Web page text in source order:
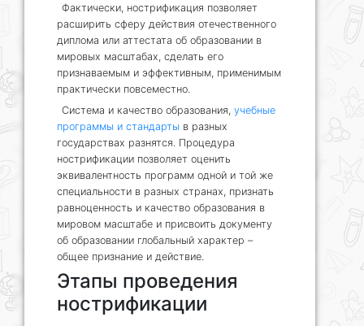
Фактически, нострификация позволяет
расширить сферу действия отечественного
диплома или аттестата об образовании в
мировых масштабах, сделать его
признаваемым и эффективным, применимым
практически повсеместно.
Система и качество образования, учебные
программы и стандарты в разных
государствах разнятся. Процедура
нострификации позволяет оценить
эквивалентность программ одной и той же
специальности в разных странах, признать
равноценность и качество образования в
мировом масштабе и присвоить документу
об образовании глобальный характер –
общее признание и действие.
Этапы проведения
нострификации